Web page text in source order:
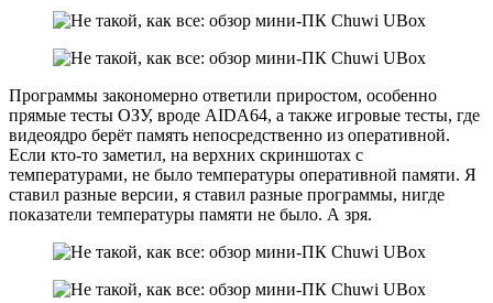
Программы закономерно ответили приростом, особенно
прямые тесты ОЗУ, вроде AIDA64, а также игровые тесты, где
видеоядро берёт память непосредственно из оперативной.
Если кто-то заметил, на верхних скриншотах с
температурами, не было температуры оперативной памяти. Я
ставил разные версии, я ставил разные программы, нигде
показатели температуры памяти не было. А зря.